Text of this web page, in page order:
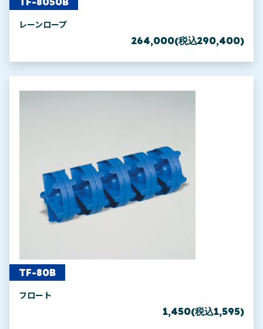
レーンロープ
264,000(税込290,400)
TF-80B
フロート
1,450(税込1,595)